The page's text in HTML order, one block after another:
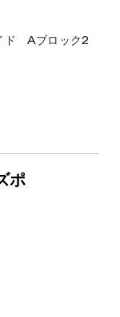
ド Aブロック2
ポ